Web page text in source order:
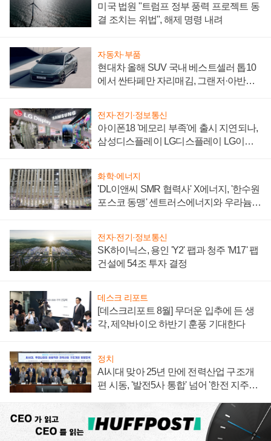
미국 법원 "트럼프 정부 풍력 프로젝트 동
결 조치는 위법", 해제 명령 내려
자동차·부품
현대차 올해 SUV 국내 베스트셀러 톱10
에서 싼타페만 자리매김, 그랜저·아반떼
전자·전기·정보통신
아이폰18 '메모리 부족'에 출시 지연되나,
삼성디스플레이 LG디스플레이 LG이노
화학·에너지
'DL이앤씨 SMR 협력사' X에너지, '한수원
포스코 동맹' 센트러스에너지와 우라늄
전자·전기·정보통신
SK하이닉스, 용인 'Y2' 팹과 청주 'M17' 팹
건설에 54조 투자 결정
데스크 리포트
[데스크리포트 8월] 무더운 입추에 든 생
각, 제약바이오 하반기 훈풍 기대한다
정치
AI시대 맞아 25년 만에 전력산업 구조개
편 시동, '발전5사 통합' 넘어 '한전 지주사'